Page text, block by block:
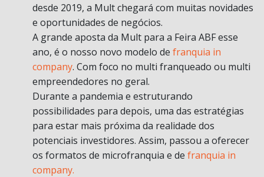
desde 2019, a Mult chegará com muitas novidades
e oportunidades de negócios.
A grande aposta da Mult para a Feira ABF esse
ano, é o nosso novo modelo de franquia in
company. Com foco no multi franqueado ou multi
empreendedores no geral.
Durante a pandemia e estruturando
possibilidades para depois, uma das estratégias
para estar mais próxima da realidade dos
potenciais investidores. Assim, passou a oferecer
os formatos de microfranquia e de franquia in
company.